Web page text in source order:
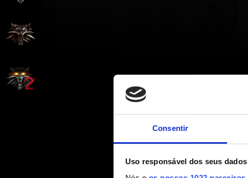
Consentir
Uso responsável dos seus dados